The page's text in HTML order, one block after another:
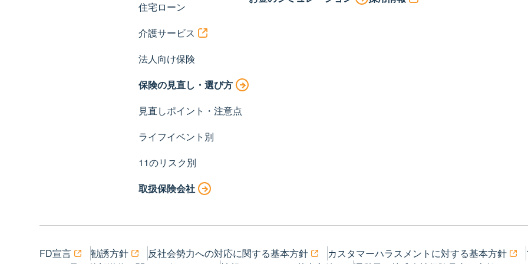
住宅ローン
介護サービス
法人向け保険
保険の見直し・選び方
見直しポイント・注意点
ライフイベント別
11のリスク別
取扱保険会社
FD宣言 勧誘方針 反社会勢力への対応に関する基本方針 カスタマーハラスメントに対する基本方針